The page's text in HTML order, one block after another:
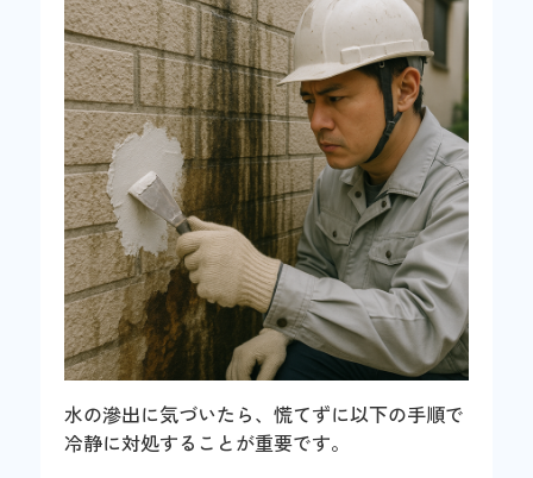
水の滲出に気づいたら、慌てずに以下の手順で
冷静に対処することが重要です。